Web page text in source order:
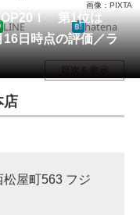
！ 第1位は
日時点の評価／ラ
画像：PIXTA
LINE hatena
目次を表示
店
松屋町563 フジ